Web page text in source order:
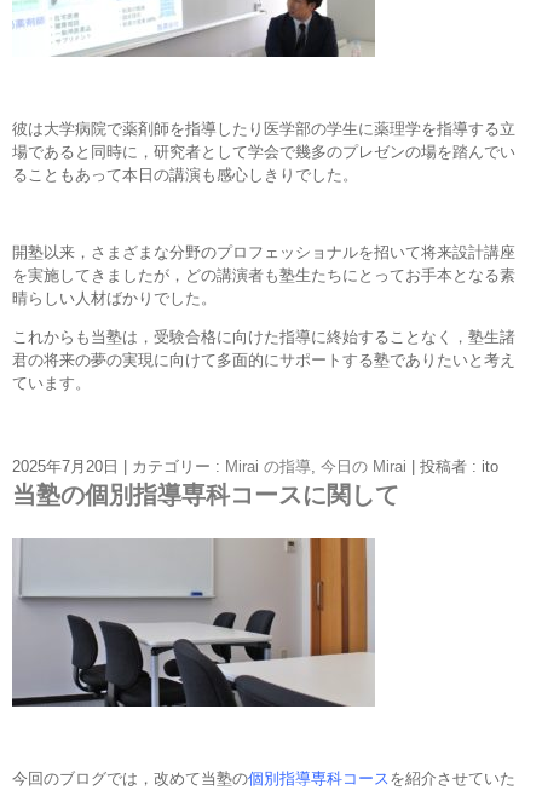
彼は大学病院で薬剤師を指導したり医学部の学生に薬理学を指導する立
場であると同時に，研究者として学会で幾多のプレゼンの場を踏んでい
ることもあって本日の講演も感心しきりでした。
開塾以来，さまざまな分野のプロフェッショナルを招いて将来設計講座
を実施してきましたが，どの講演者も塾生たちにとってお手本となる素
晴らしい人材ばかりでした。
これからも当塾は，受験合格に向けた指導に終始することなく，塾生諸
君の将来の夢の実現に向けて多面的にサポートする塾でありたいと考え
ています。
2025年7月20日 カテゴリー : Mirai の指導 今日の Mirai 投稿者 : ito
当塾の個別指導専科コースに関して
今回のブログでは，改めて当塾の個別指導専科コース を紹介させていた